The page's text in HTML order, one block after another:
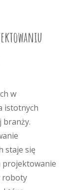
w
istotnych
branży.
staje się
projektowanie
roboty